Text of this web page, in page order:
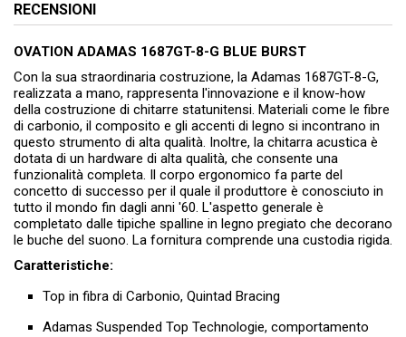
RECENSIONI
OVATION ADAMAS 1687GT-8-G BLUE BURST
Con la sua straordinaria costruzione, la Adamas 1687GT-8-G,
realizzata a mano, rappresenta l'innovazione e il know-how
della costruzione di chitarre statunitensi. Materiali come le fibre
di carbonio, il composito e gli accenti di legno si incontrano in
questo strumento di alta qualità. Inoltre, la chitarra acustica è
dotata di un hardware di alta qualità, che consente una
funzionalità completa. Il corpo ergonomico fa parte del
concetto di successo per il quale il produttore è conosciuto in
tutto il mondo fin dagli anni '60. L'aspetto generale è
completato dalle tipiche spalline in legno pregiato che decorano
le buche del suono. La fornitura comprende una custodia rigida.
Caratteristiche:
Top in fibra di Carbonio, Quintad Bracing
Adamas Suspended Top Technologie, comportamento